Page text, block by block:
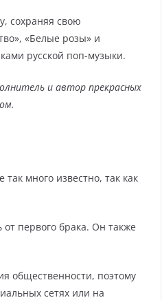
сохраняя свою
«Белые розы» и
русской поп-музыки.
и автор прекрасных
много известно, так как
первого брака. Он также
общественности, поэтому
сетях или на